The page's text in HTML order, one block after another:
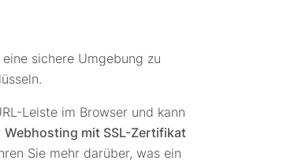
sichere Umgebung zu
Leiste im Browser und kann
Webhosting mit SSL-Zertifikat
Sie mehr darüber, was ein